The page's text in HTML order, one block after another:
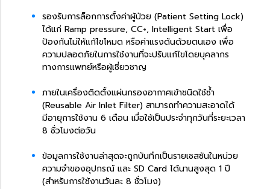
รองรับการล็อกการตั้งค่าผู้ป่วย (Patient Setting Lock)
ได้แก่ Ramp pressure, CC+, Intelligent Start เพื่อ
ป้องกันไม่ให้แก้ไขโหมด หรือค่าแรงดันด้วยตนเอง เพื่อ
ความปลอดภัยในการใช้งานที่จะปรับแก้ไขโดยบุคลากร
ทางการแพทย์หรือผู้เชี่ยวชาญ
ภายในเครื่องติดตั้งแผ่นกรองอากาศเข้าชนิดใช้ซ้ำ
(Reusable Air Inlet Filter) สามารถทำความสะอาดได้
มีอายุการใช้งาน 6 เดือน เมื่อใช้เป็นประจำทุกวันที่ระยะเวลา
8 ชั่วโมงต่อวัน
ข้อมูลการใช้งานล่าสุดจะถูกบันทึกเป็นรายเซสชันในหน่วย
ความจำของอุปกรณ์ และ SD Card ได้นานสูงสุด 1 ปี
(สำหรับการใช้งานวันละ 8 ชั่วโมง)